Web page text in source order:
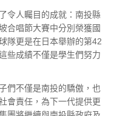
令人矚目的成就：南投縣
合唱節大賽中分別榮獲國
隊更是在日本舉辦的第42
些成績不僅是學生們努力
們不僅是南投的驕傲，也
會責任，為下一代提供更